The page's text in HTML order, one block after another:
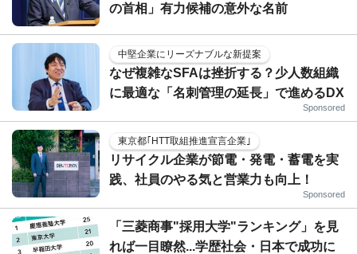
の首相」有力候補の意外な名前
中堅企業にリーズナブルな新提案
なぜ複雑なSFAは挫折する？少人数組織
に最適な「名刺管理の延長」で進めるDX
Sponsored
東京都｢HTT取組推進宣言企業｣
リサイクル企業が節電・発電・蓄電を実
践、社員のやる気と営業力も向上！
Sponsored
「三菱商事"採用大学"ランキング」を見
れば一目瞭然...学歴社会・日本で成功に